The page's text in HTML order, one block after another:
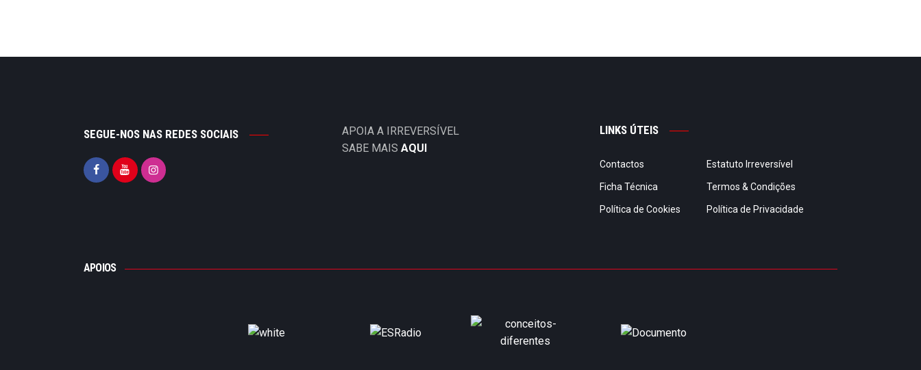
SEGUE-NOS NAS REDES SOCIAIS
APOIA A IRREVERSÍVEL
SABE MAIS AQUI
LINKS ÚTEIS
Contactos Estatuto Irreversível
Ficha Técnica Termos & Condições
Política de Cookies Política de Privacidade
APOIOS